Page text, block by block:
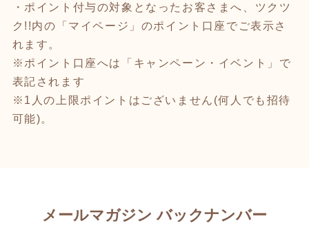
・ポイント付与の対象となったお客さまへ、ツクツ
ク!!内の「マイページ」のポイント口座でご表示さ
れます。
※ポイント口座へは「キャンペーン・イベント」で
表記されます
※1人の上限ポイントはございません(何人でも招待
可能)。
メールマガジン バックナンバー